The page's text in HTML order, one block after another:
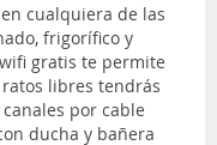
cualquiera de las
frigorífico y
gratis te permite
libres tendrás
por cable
ducha y bañera